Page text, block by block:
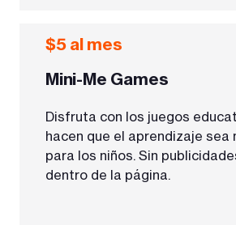
$5 al mes
Mini-Me Games
Disfruta con los juegos
hacen que el aprendizaje sea
para los niños. Sin
dentro de la página.